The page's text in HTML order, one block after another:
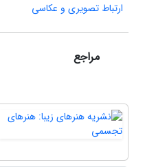
ارتباط تصویری و عکاسی
مراجع